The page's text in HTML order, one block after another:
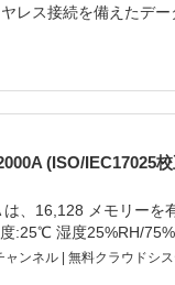
レス接続を備えたデー
(ISO/IEC17025
、16,128 メモリーを
:25℃ 湿度25%RH/
ンネル | 無料クラウドシ